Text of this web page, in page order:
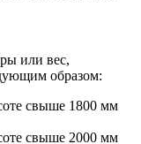
или вес,
образом:
свыше 1800 мм
свыше 2000 мм